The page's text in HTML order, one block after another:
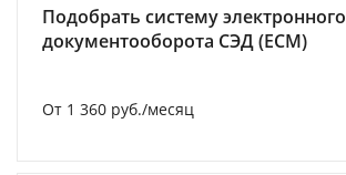
Подобрать систему электронного
документооборота СЭД (ECM)
От 1 360 руб./месяц